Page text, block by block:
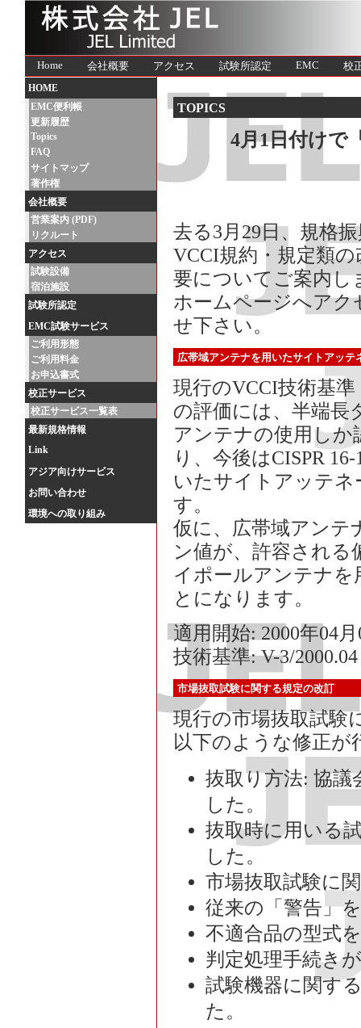
Home 会社概要 アクセス 試験所認定 EMC 校
TOPICS
4月1日付けで
去る3月29日、規格
VCCI規約・規定類
要についてご案内し
ホームページへアク
せ下さい。
広帯域アンテナを用いたサイトアッテ
現行のVCCI技術基
の評価には、半端長
アンテナの使用し
り、今後はCISPR
いたサイトアッテ
す。
仮に、広帯域アンテ
ン値が、許容される
イポールアンテナを
とになります。
適用開始: 2000年04
技術基準: V-3/2000.04
市場抜取試験に関する規定の改訂
現行の市場抜取試験
以下のような修正が
抜取り方法: 協
した。
抜取時に用いる
した。
市場抜取試験に
従来の「警告」
不適合品の型式
判定処理手続き
試験機器に関す
た。
HOME
EMC便利帳
更新履歴
Topics
FAQ
サイトマップ
著作権
会社概要
営業案内 (PDF)
リクルート
アクセス
試験設備
宿泊施設
試験所認定
EMC試験サービス
ご利用形態
ご利用料金
お申込書式
校正サービス
校正サービス一覧表
最新規格情報
Link
アジア向けサービス
お問い合わせ
環境への取り組み